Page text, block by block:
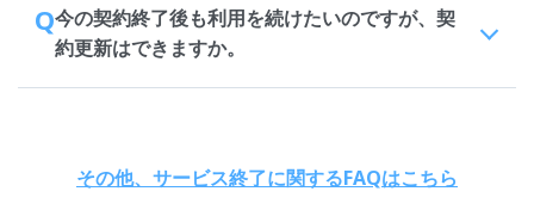
Q今の契約終了後も利用を続けたいのですが、契
約更新はできますか。
その他、サービス終了に関するFAQはこちら